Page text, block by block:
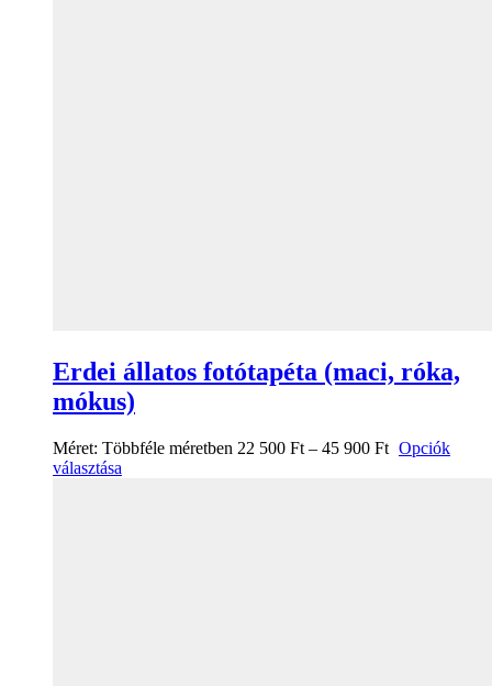
Erdei állatos fotótapéta (maci, róka,
mókus)
Méret: Többféle méretben 22 500 Ft – 45 900 Ft Opciók
választása